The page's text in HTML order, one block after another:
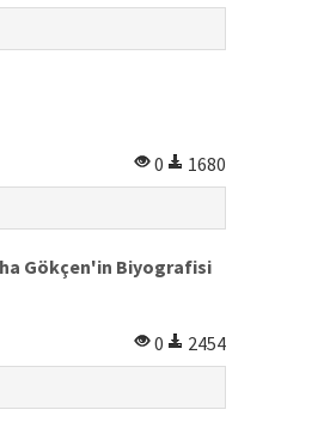
0
1680
Gökçen'in Biyografisi
0
2454